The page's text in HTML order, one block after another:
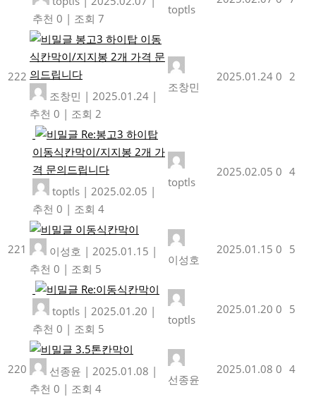
추천 0 | 조회 7
toptls
222
봉고3 하이탑 이동
식칸막이/지지봉 2개 가격 문
의드립니다
조창민 | 2025.01.24 |
추천 0 | 조회 2
조창민
2025.01.24 0 2
Re:봉고3 하이탑
이동식칸막이/지지봉 2개 가
격 문의드립니다
toptls | 2025.02.05 |
추천 0 | 조회 4
toptls
2025.02.05 0 4
221
이동식칸막이
이성호 | 2025.01.15 |
추천 0 | 조회 5
이성호
2025.01.15 0 5
Re:이동식칸막이
toptls | 2025.01.20 |
추천 0 | 조회 5
toptls
2025.01.20 0 5
220
3.5톤칸막이
선종윤 | 2025.01.08 |
추천 0 | 조회 4
선종윤
2025.01.08 0 4